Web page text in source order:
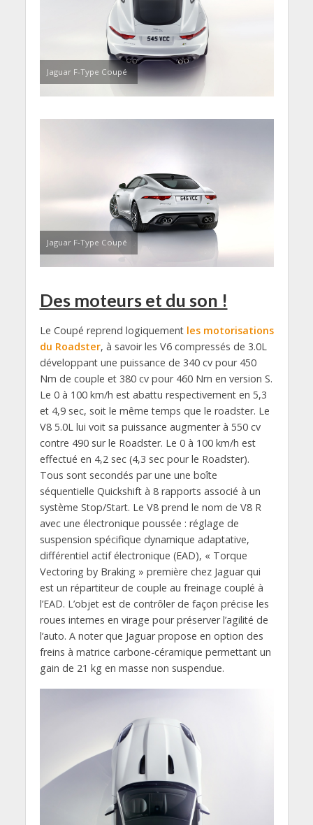
Jaguar F-Type Coupé
Jaguar F-Type Coupé
Des moteurs et du son !
Le Coupé reprend logiquement les motorisations
du Roadster, à savoir les V6 compressés de 3.0L
développant une puissance de 340 cv pour 450
Nm de couple et 380 cv pour 460 Nm en version S.
Le 0 à 100 km/h est abattu respectivement en 5,3
et 4,9 sec, soit le même temps que le roadster. Le
V8 5.0L lui voit sa puissance augmenter à 550 cv
contre 490 sur le Roadster. Le 0 à 100 km/h est
effectué en 4,2 sec (4,3 sec pour le Roadster).
Tous sont secondés par une une boîte
séquentielle Quickshift à 8 rapports associé à un
système Stop/Start. Le V8 prend le nom de V8 R
avec une électronique poussée : réglage de
suspension spécifique dynamique adaptative,
différentiel actif électronique (EAD), « Torque
Vectoring by Braking » première chez Jaguar qui
est un répartiteur de couple au freinage couplé à
l’EAD. L’objet est de contrôler de façon précise les
roues internes en virage pour préserver l’agilité de
l’auto. A noter que Jaguar propose en option des
freins à matrice carbone-céramique permettant un
gain de 21 kg en masse non suspendue.